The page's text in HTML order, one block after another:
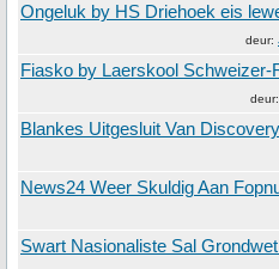
Ongeluk by HS Driehoek eis
deur:
Fiasko by Laerskool Schweizer-
deur:
Blankes Uitgesluit Van
News24 Weer Skuldig Aan
Swart Nasionaliste Sal